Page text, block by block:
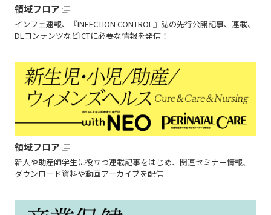
領域フロア
インフェ速報、『INFECTION CONTROL』誌の先行公開記事、連載、
DLコンテンツなどICTに必要な情報を発信！
領域フロア
新人や助産師学生に役立つ連載記事をはじめ、関連セミナー情報、
ダウンロード資料や動画アーカイブを配信